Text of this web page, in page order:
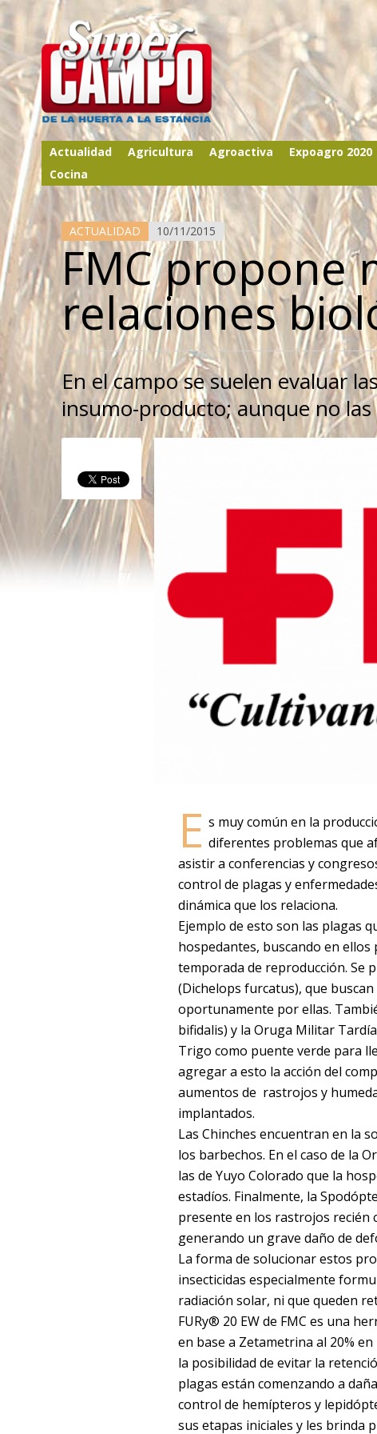
Actualidad Agricultura Agroactiva Expoagro 2020
Cocina
ACTUALIDAD 10/11/2015
FMC propone
relaciones
En el campo se suelen evaluar
insumo-producto; aunque no
E s muy común en la
diferentes problemas que
asistir a conferencias y
control de plagas y
dinámica que los relaciona.
Ejemplo de esto son las plagas
hospedantes, buscando en
temporada de reproducción. Se
(Dichelops furcatus), que
oportunamente por ellas.
bifidalis) y la Oruga Militar
Trigo como puente verde para
agregar a esto la acción del
aumentos de rastrojos y
implantados.
Las Chinches encuentran en la
los barbechos. En el caso de la
las de Yuyo Colorado que la
estadíos. Finalmente, la
presente en los rastrojos recién
generando un grave daño de
La forma de solucionar estos
insecticidas especialmente
radiación solar, ni que queden
FURy® 20 EW de FMC es una
en base a Zetametrina al 20%
la posibilidad de evitar la
plagas están comenzando a
control de hemípteros y
sus etapas iniciales y les brinda